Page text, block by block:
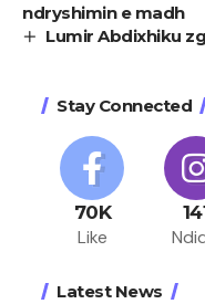
ndryshimin e madh
Lumir Abdixhiku
Stay Connected
70K
Like
Latest News